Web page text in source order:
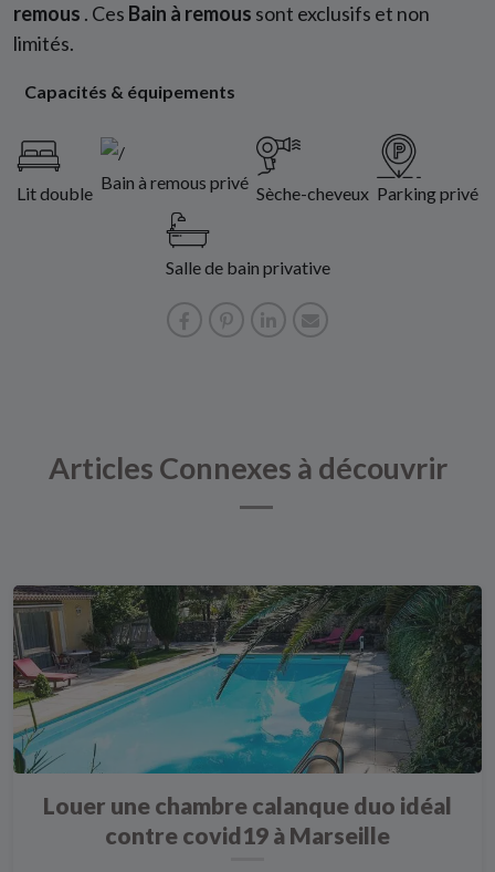
remous . Ces Bain à remous sont exclusifs et non
limités.
Capacités & équipements
Lit double
Bain à remous privé
Sèche-cheveux Parking privé
Salle de bain privative
Articles Connexes à découvrir
Louer une chambre calanque duo idéal
contre covid19 à Marseille